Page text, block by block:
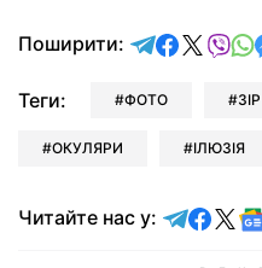
Поширити:
Теги: ФОТО ЗІР
ОКУЛЯРИ ІЛЮЗІЯ
Читайте нас у: